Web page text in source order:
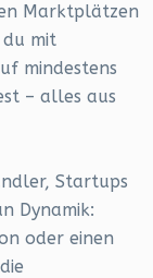
Marktplätzen
du mit
mindestens
– alles aus
Startups
Dynamik:
oder einen